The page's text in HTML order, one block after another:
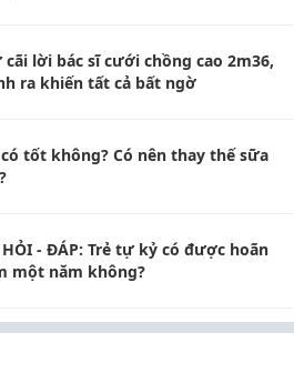
lời bác sĩ cưới chồng cao 2m36,
ra khiến tất cả bất ngờ
tốt không? Có nên thay thế sữa
HỎI - ĐÁP: Trẻ tự kỷ có được hoãn
một năm không?